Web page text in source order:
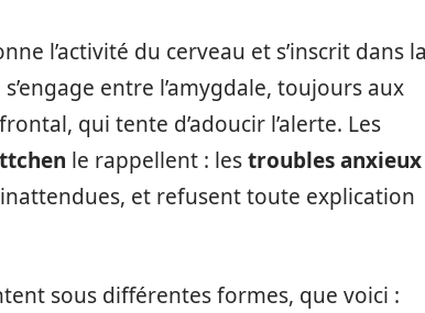
l’activité du cerveau et s’inscrit dans la
entre l’amygdale, toujours aux
qui tente d’adoucir l’alerte. Les
le rappellent : lestroubles anxieux
et refusent toute explication
sous différentes formes, que voici :